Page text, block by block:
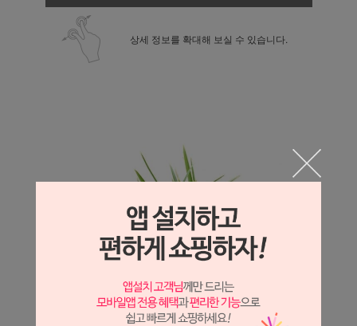
상세 정보를 확대해 보실 수 있습니다.